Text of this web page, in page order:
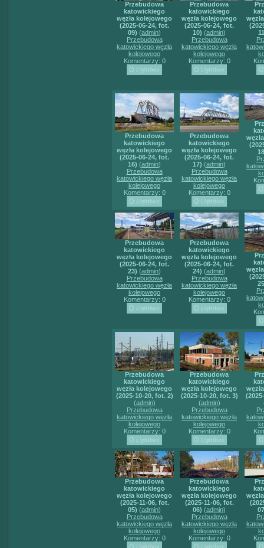
Przebudowa
katowickiego
węzła kolejowego
(2025-06-24, fot.
09) (admin)
Przebudowa
katowickiego węzła
kolejowego
Komentarzy: 0
Przebudowa
katowickiego
węzła kolejowego
(2025-06-24, fot.
10) (admin)
Przebudowa
katowickiego węzła
kolejowego
Komentarzy: 0
Przebudowa
katowickiego
węzła kolejowego
(2025-06-24, fot.
16) (admin)
Przebudowa
katowickiego węzła
kolejowego
Komentarzy: 0
Przebudowa
katowickiego
węzła kolejowego
(2025-06-24, fot.
17) (admin)
Przebudowa
katowickiego węzła
kolejowego
Komentarzy: 0
Przebudowa
katowickiego
węzła kolejowego
(2025-06-24, fot.
23) (admin)
Przebudowa
katowickiego węzła
kolejowego
Komentarzy: 0
Przebudowa
katowickiego
węzła kolejowego
(2025-06-24, fot.
24) (admin)
Przebudowa
katowickiego węzła
kolejowego
Komentarzy: 0
Przebudowa
katowickiego
węzła kolejowego
(2025-10-20, fot. 2)
(admin)
Przebudowa
katowickiego węzła
kolejowego
Komentarzy: 0
Przebudowa
katowickiego
węzła kolejowego
(2025-10-20, fot. 3)
(admin)
Przebudowa
katowickiego węzła
kolejowego
Komentarzy: 0
Przebudowa
katowickiego
węzła kolejowego
(2025-11-06, fot.
05) (admin)
Przebudowa
katowickiego węzła
kolejowego
Komentarzy: 0
Przebudowa
katowickiego
węzła kolejowego
(2025-11-06, fot.
06) (admin)
Przebudowa
katowickiego węzła
kolejowego
Komentarzy: 0